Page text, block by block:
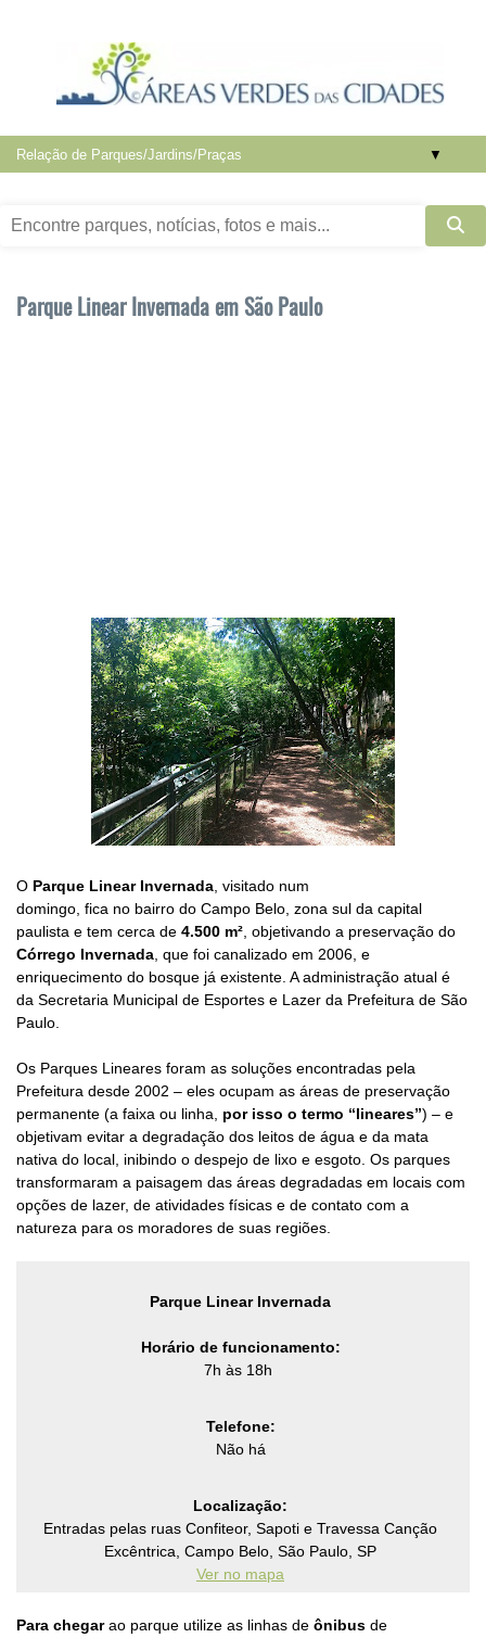
▼
Parque Linear Invernada em São Paulo
O Parque Linear Invernada visitado num
domingo, fica no bairro do Campo Belo, zona sul da capital
paulista e tem cerca de 4.500 m² objetivando a preservação do
Córrego Invernada , que foi canalizado em 2006, e
enriquecimento do bosque já existente. A administração atual é
da Secretaria Municipal de Esportes e Lazer da Prefeitura de São
Paulo.
Os Parques Lineares foram as soluções encontradas pela
Prefeitura desde 2002 – eles ocupam as áreas de preservação
permanente (a faixa ou linha, por isso o termo “lineares”) – e
objetivam evitar a degradação dos leitos de água e da mata
nativa do local, inibindo o despejo de lixo e esgoto. Os parques
transformaram a paisagem das áreas degradadas em locais com
opções de lazer, de atividades físicas e de contato com a
natureza para os moradores de suas regiões.
Parque Linear Invernada
Horário de funcionamento:
7h às 18h
Telefone:
Não há
Localização:
Entradas pelas ruas Confiteor, Sapoti e Travessa Canção
Excêntrica, Campo Belo, São Paulo, SP
Ver no mapa
Para chegarao parque utilize as linhas de ônibus de